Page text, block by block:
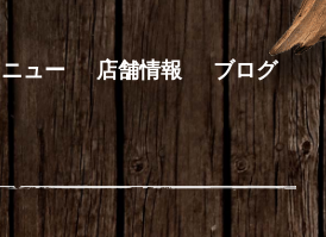
ュー 店舗情報
ブログ